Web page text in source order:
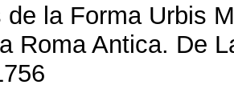
de la Forma Urbis
Roma Antica. De